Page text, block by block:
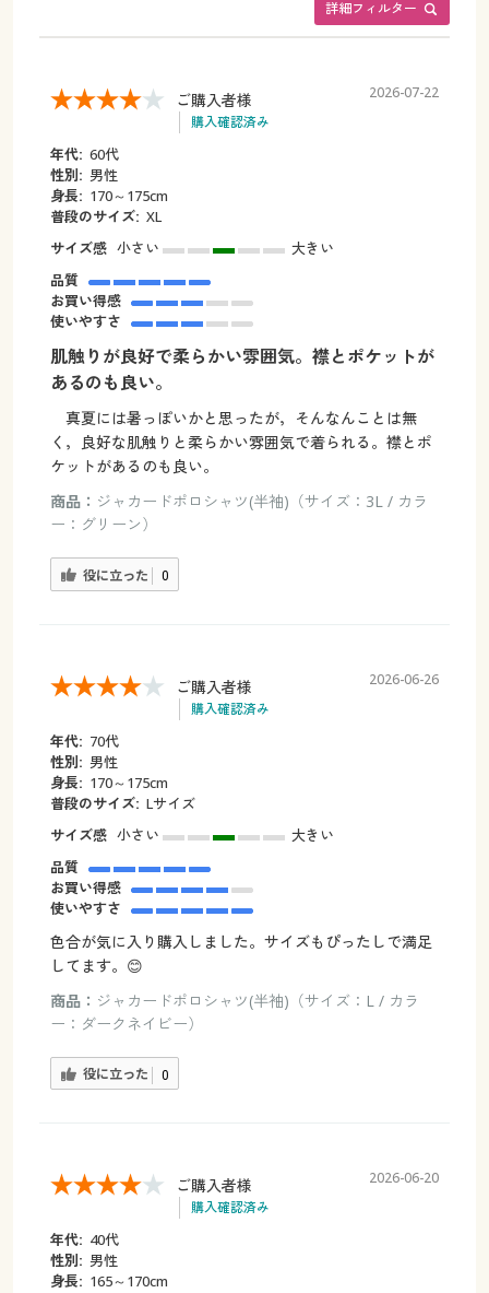
詳細フィルター
ご購入者様
購入確認済み
2026-07-22
年代: 60代
性別: 男性
身長: 170～175cm
普段のサイズ: XL
サイズ感 小さい
大きい
品質
お買い得感
使いやすさ
肌触りが良好で柔らかい雰囲気。襟とポケットが
あるのも良い。
真夏には暑っぽいかと思ったが，そんなんことは無
く，良好な肌触りと柔らかい雰囲気で着られる。襟とポ
ケットがあるのも良い。
商品： ジャカードポロシャツ(半袖)（サイズ：3L / カラ
ー：グリーン）
役に立った 0
ご購入者様
購入確認済み
2026-06-26
年代: 70代
性別: 男性
身長: 170～175cm
普段のサイズ: Lサイズ
サイズ感 小さい
大きい
品質
お買い得感
使いやすさ
色合が気に入り購入しました。サイズもぴったしで満足
してます。😊
商品： ジャカードポロシャツ(半袖)（サイズ：L / カラ
ー：ダークネイビー）
役に立った 0
ご購入者様
購入確認済み
2026-06-20
年代: 40代
性別: 男性
身長: 165～170cm